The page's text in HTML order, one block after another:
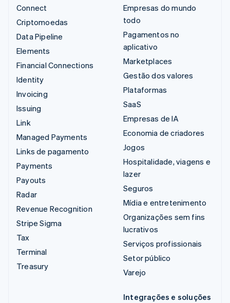
Connect
Criptomoedas
Data Pipeline
Elements
Financial Connections
Identity
Invoicing
Issuing
Link
Managed Payments
Links de pagamento
Payments
Payouts
Radar
Revenue Recognition
Stripe Sigma
Tax
Terminal
Treasury
Empresas do mundo
todo
Pagamentos no
aplicativo
Marketplaces
Gestão dos valores
Plataformas
SaaS
Empresas de IA
Economia de criadores
Jogos
Hospitalidade, viagens e
lazer
Seguros
Mídia e entretenimento
Organizações sem fins
lucrativos
Serviços profissionais
Setor público
Varejo
Integrações e soluções